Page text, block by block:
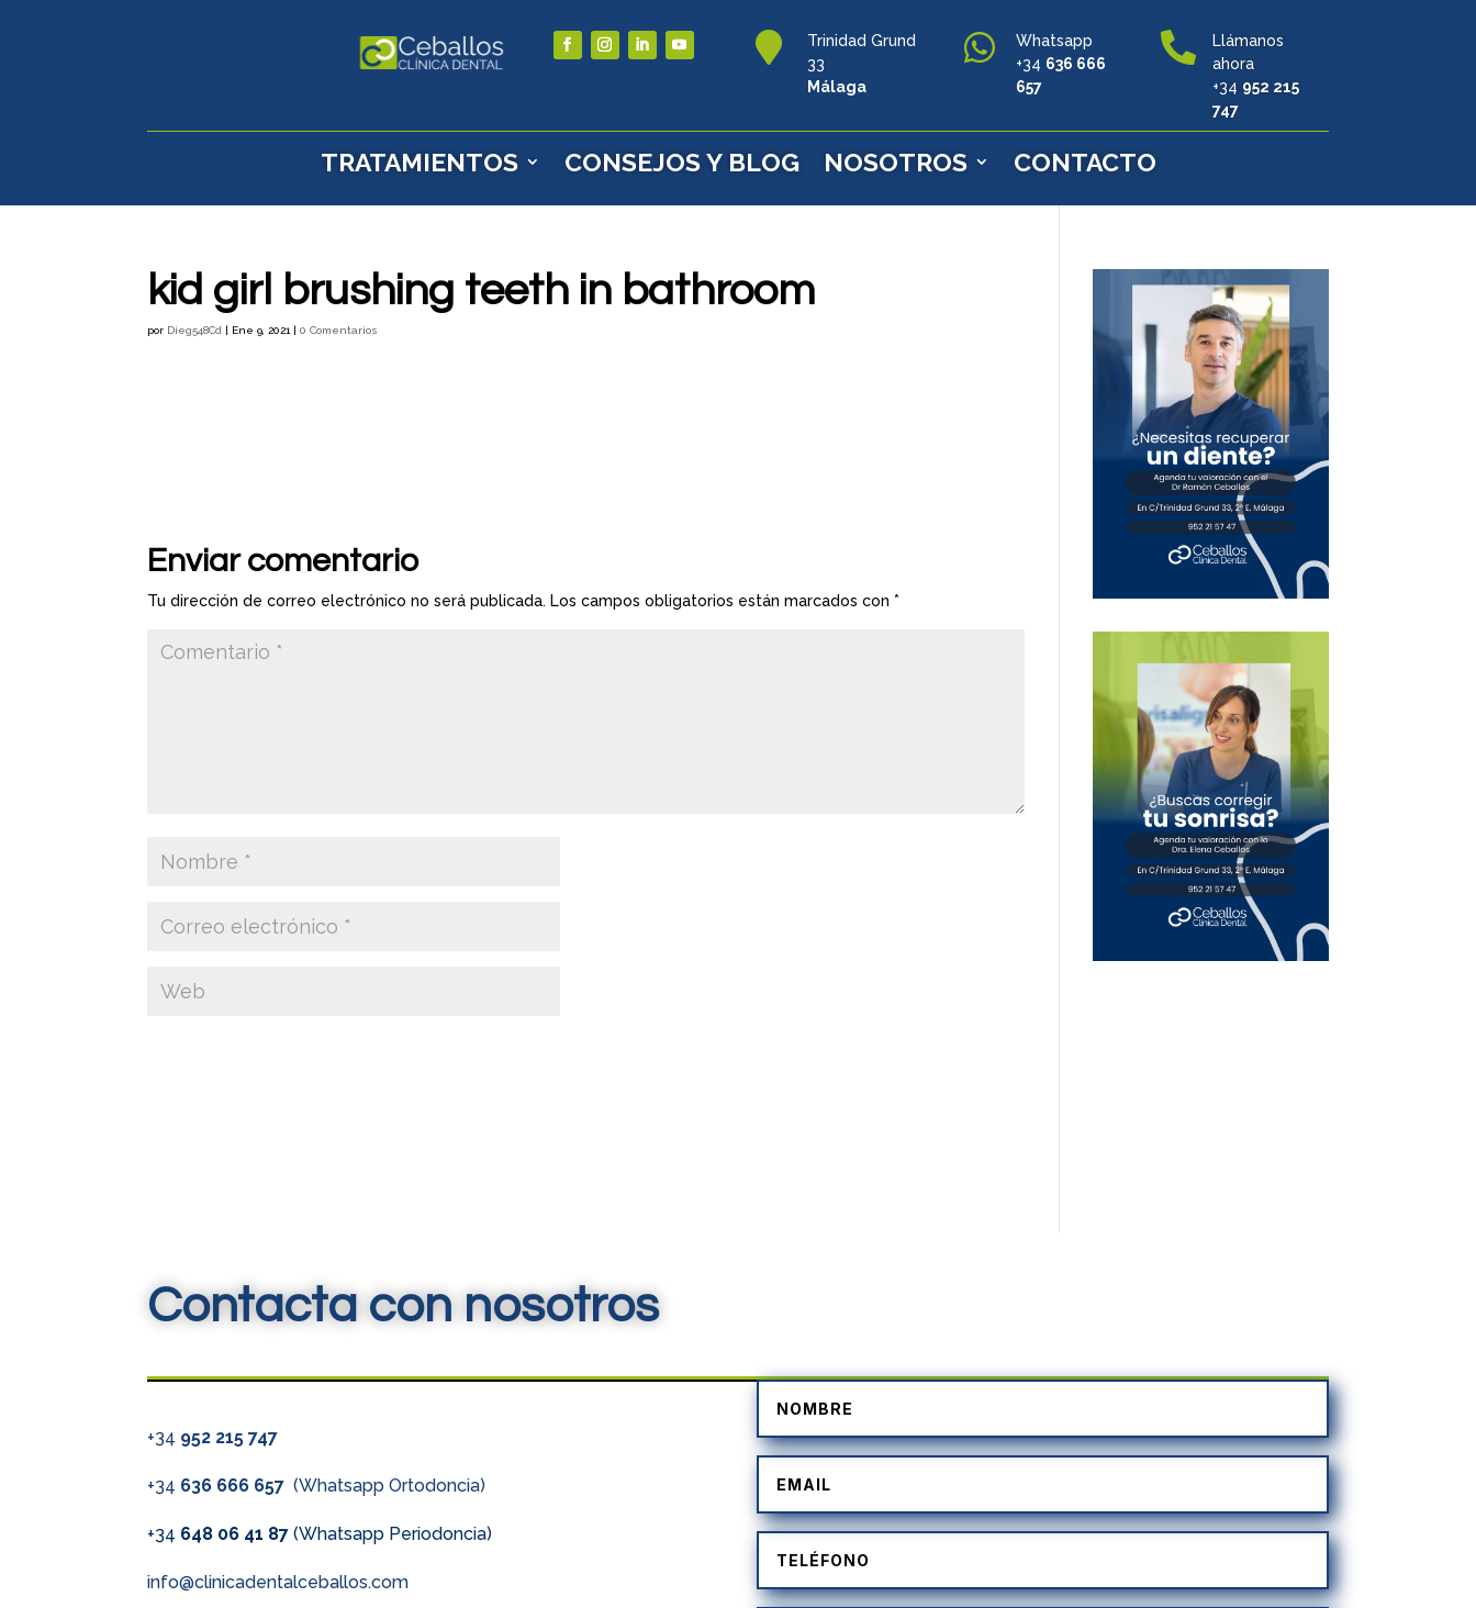

Trinidad Grund
33
Málaga

Whatsapp
+34 636 666
657

Llámanos
ahora
+34 952 215
747
TRATAMIENTOS CONSEJOS Y BLOG NOSOTROS CONTACTO
kid girl brushing teeth in bathroom
por Dieg548Cd | Ene 9, 2021 |0 Comentarios
Enviar comentario
Tu dirección de correo electrónico no será publicada. Los campos obligatorios están marcados con*
Contacta con nosotros
+34 952 215 747
+34 636 666 657(Whatsapp Ortodoncia)
+34 648 06 41 87 (Whatsapp Periodoncia)
info@clinicadentalceballos.com